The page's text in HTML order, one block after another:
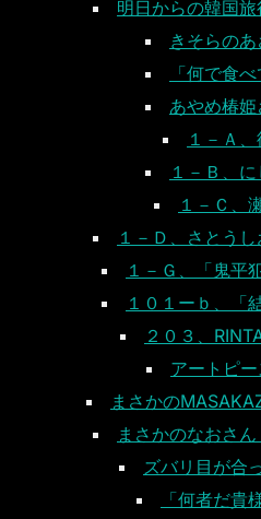
明日からの韓国
きそらのあ
「何で食
あやめ椿姫
１－Ａ
１－Ｂ、
１－Ｃ、
１－Ｄ、さとう
１－Ｇ、「鬼平
１０１ーｂ、「
２０３、
アートピ
まさかの
まさかのなおさ
ズバリ目が合
「何者だ貴